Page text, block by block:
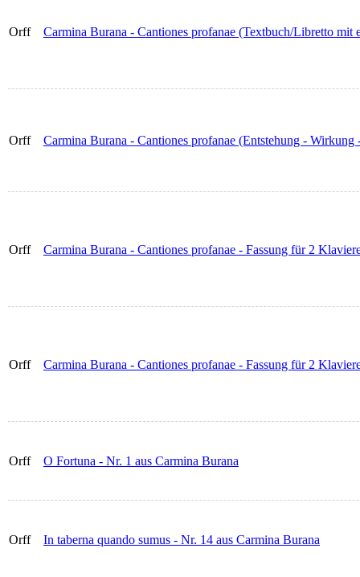
Orff Carmina Burana - Cantiones profanae (Textbuch/Libretto mit
Orff Carmina Burana - Cantiones profanae (Entstehung - Wirkung
Orff Carmina Burana - Cantiones profanae - Fassung für 2
Orff Carmina Burana - Cantiones profanae - Fassung für 2
Orff O Fortuna - Nr. 1 aus Carmina Burana
Orff In taberna quando sumus - Nr. 14 aus Carmina Burana